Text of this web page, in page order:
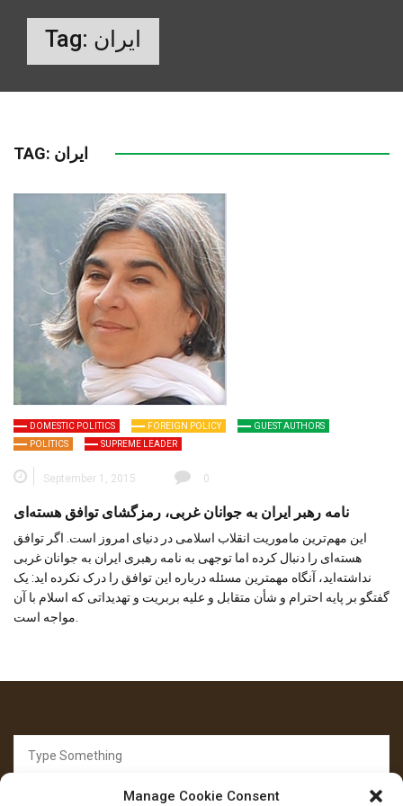
Manage Cookie Consent
Tag: ایران
TAG: ایران
DOMESTIC POLITICS FOREIGN POLICY
GUEST AUTHORS
POLITICS
SUPREME LEADER
September 1, 2015 0
نامه رهبر ایران به جوانان غربی، رمزگشای توافق هسته‌ای
این مهم‌ترین ماموریت انقلاب اسلامی در دنیای امروز است. اگر توافق
هسته‌ای را دنبال کرده اما توجهی به نامه رهبری ایران به جوانان غربی
نداشته‌اید، آنگاه مهمترین مسئله درباره این توافق را درک نکرده اید: یک
گفتگو بر پایه احترام و شأن متقابل و علیه بربریت و تهدیداتی که اسلام با آن
for: